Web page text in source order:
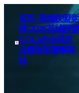
首页–英雄联盟竞
猜-2025英雄联盟
(LOL)s15全球总
决赛冠军赛事网
站